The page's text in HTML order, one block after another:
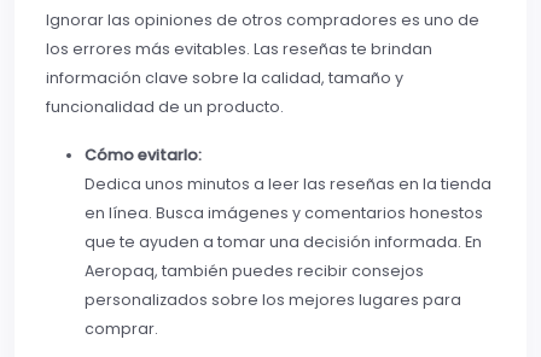
Ignorar las opiniones de otros compradores es uno de
los errores más evitables. Las reseñas te brindan
información clave sobre la calidad, tamaño y
funcionalidad de un producto.
Cómo evitarlo:
Dedica unos minutos a leer las reseñas en la tienda
en línea. Busca imágenes y comentarios honestos
que te ayuden a tomar una decisión informada. En
Aeropaq, también puedes recibir consejos
personalizados sobre los mejores lugares para
comprar.